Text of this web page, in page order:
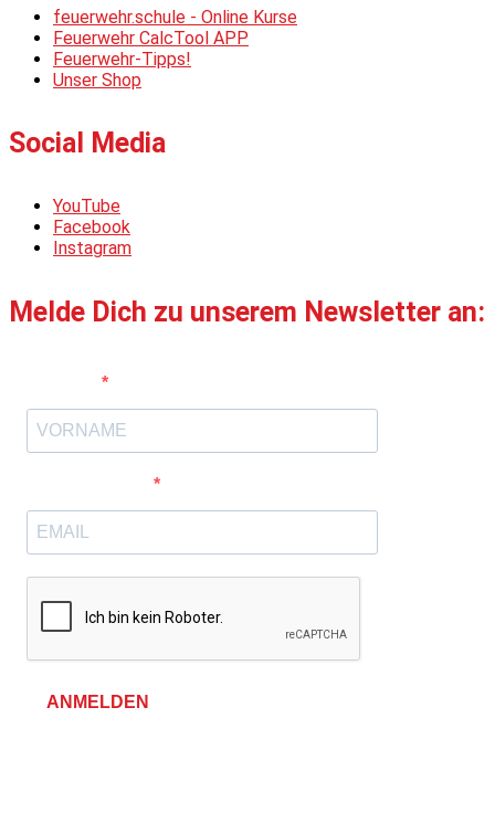
feuerwehr.schule - Online Kurse
Feuerwehr CalcTool APP
Feuerwehr-Tipps!
Unser Shop
Social Media
YouTube
Facebook
Instagram
Melde Dich zu unserem Newsletter an:
ANMELDEN